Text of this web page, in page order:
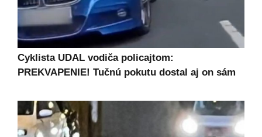
Cyklista UDAL vodiča policajtom:
PREKVAPENIE! Tučnú pokutu dostal aj on sám